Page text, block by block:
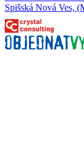
Spišská Nová Ves,